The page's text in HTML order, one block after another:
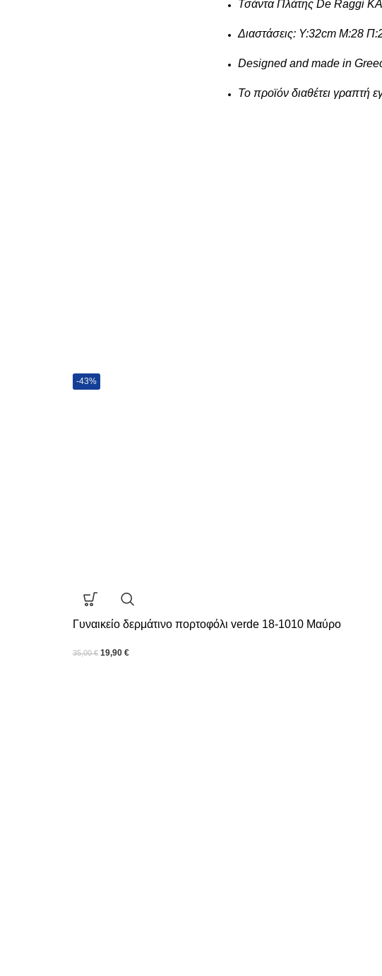
Τσάντα Πλάτης De Raggi
Διαστάσεις: Υ:32cm Μ:28
Designed and made in
Το προϊόν διαθέτει γραπτή
-43%
Γυναικείο δερμάτινο πορτοφόλι verde 18-1010 Μαύρο
35,00€ 19,90 €